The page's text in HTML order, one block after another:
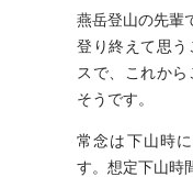
燕岳登山の先輩
登り終えて思
スで、これか
そうです。
常念は下山時
す。想定下山時